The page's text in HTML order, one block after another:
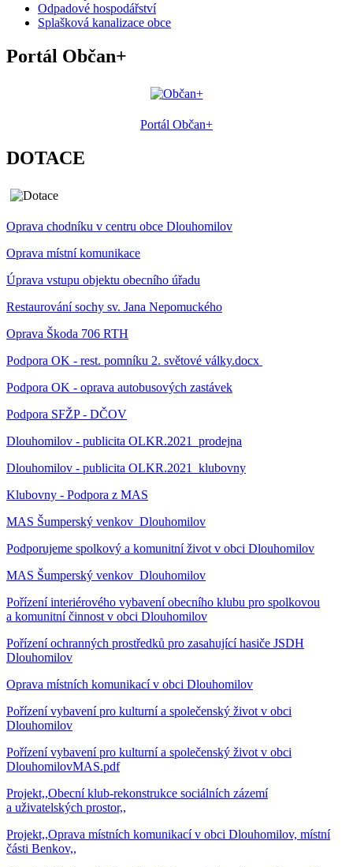
Odpadové hospodářství
Splašková kanalizace obce
Portál Občan+
Portál Občan+
DOTACE
Oprava chodníku v centru obce Dlouhomilov
Oprava místní komunikace
Úprava vstupu objektu obecního úřadu
Restaurování sochy sv. Jana Nepomuckého
Oprava Škoda 706 RTH
Podpora OK - rest. pomníku 2. světové války.docx
Podpora OK - oprava autobusových zastávek
Podpora SFŽP - DČOV
Dlouhomilov - publicita OLKR.2021_prodejna
Dlouhomilov - publicita OLKR.2021_klubovny
Klubovny - Podpora z MAS
MAS Šumperský venkov_Dlouhomilov
Podporujeme spolkový a komunitní život v obci Dlouhomilov
MAS Šumperský venkov_Dlouhomilov
Pořízení interiérového vybavení obecního klubu pro spolkovou
a komunitní činnost v obci Dlouhomilov
Pořízení ochranných prostředků pro zasahující hasiče JSDH
Dlouhomilov
Oprava místních komunikací v obci Dlouhomilov
Pořízení vybavení pro kulturní a společenský život v obci
Dlouhomilov
Pořízení vybavení pro kulturní a společenský život v obci
DlouhomilovMAS.pdf
Projekt,,Obecní klub-rekonstrukce sociálních zázemí
a uživatelských prostor,,
Projekt,,Oprava místních komunikací v obci Dlouhomilov, místní
části Benkov,,